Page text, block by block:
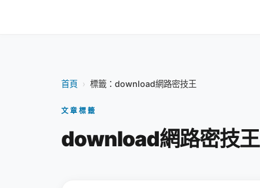
首頁 › 標籤：download網路密技王
文章標籤
download網路密技王